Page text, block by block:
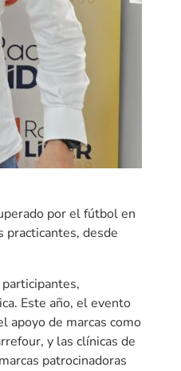
por el fútbol en
practicantes, desde
Este año, el evento
apoyo de marcas como
y las clínicas de
patrocinadoras